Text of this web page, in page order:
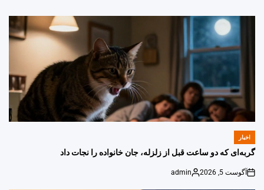
POSTED
IN
اخبار
گربه‌ای که دو ساعت قبل از زلزله، جان خانواده را نجات داد
on
آگوست 5, 2026
Posted
admin